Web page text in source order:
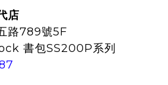
店
路789號5F
書包SS200P系列